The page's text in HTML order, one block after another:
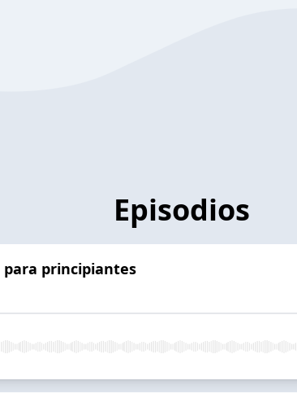
Episodios
principiantes